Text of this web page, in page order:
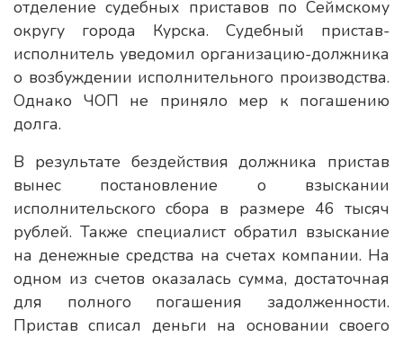
отделение судебных приставов по Сеймскому
округу города Курска. Судебный пристав-
исполнитель уведомил организацию-должника
о возбуждении исполнительного производства.
Однако ЧОП не приняло мер к погашению
долга.
В результате бездействия должника пристав
вынес постановление о взыскании
исполнительского сбора в размере 46 тысяч
рублей. Также специалист обратил взыскание
на денежные средства на счетах компании. На
одном из счетов оказалась сумма, достаточная
для полного погашения задолженности.
Пристав списал деньги на основании своего